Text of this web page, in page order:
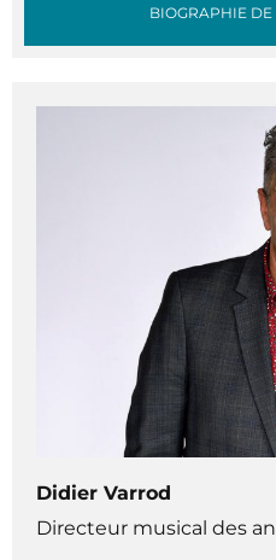
BIOGRAPHIE
Didier Varrod
Directeur musical des